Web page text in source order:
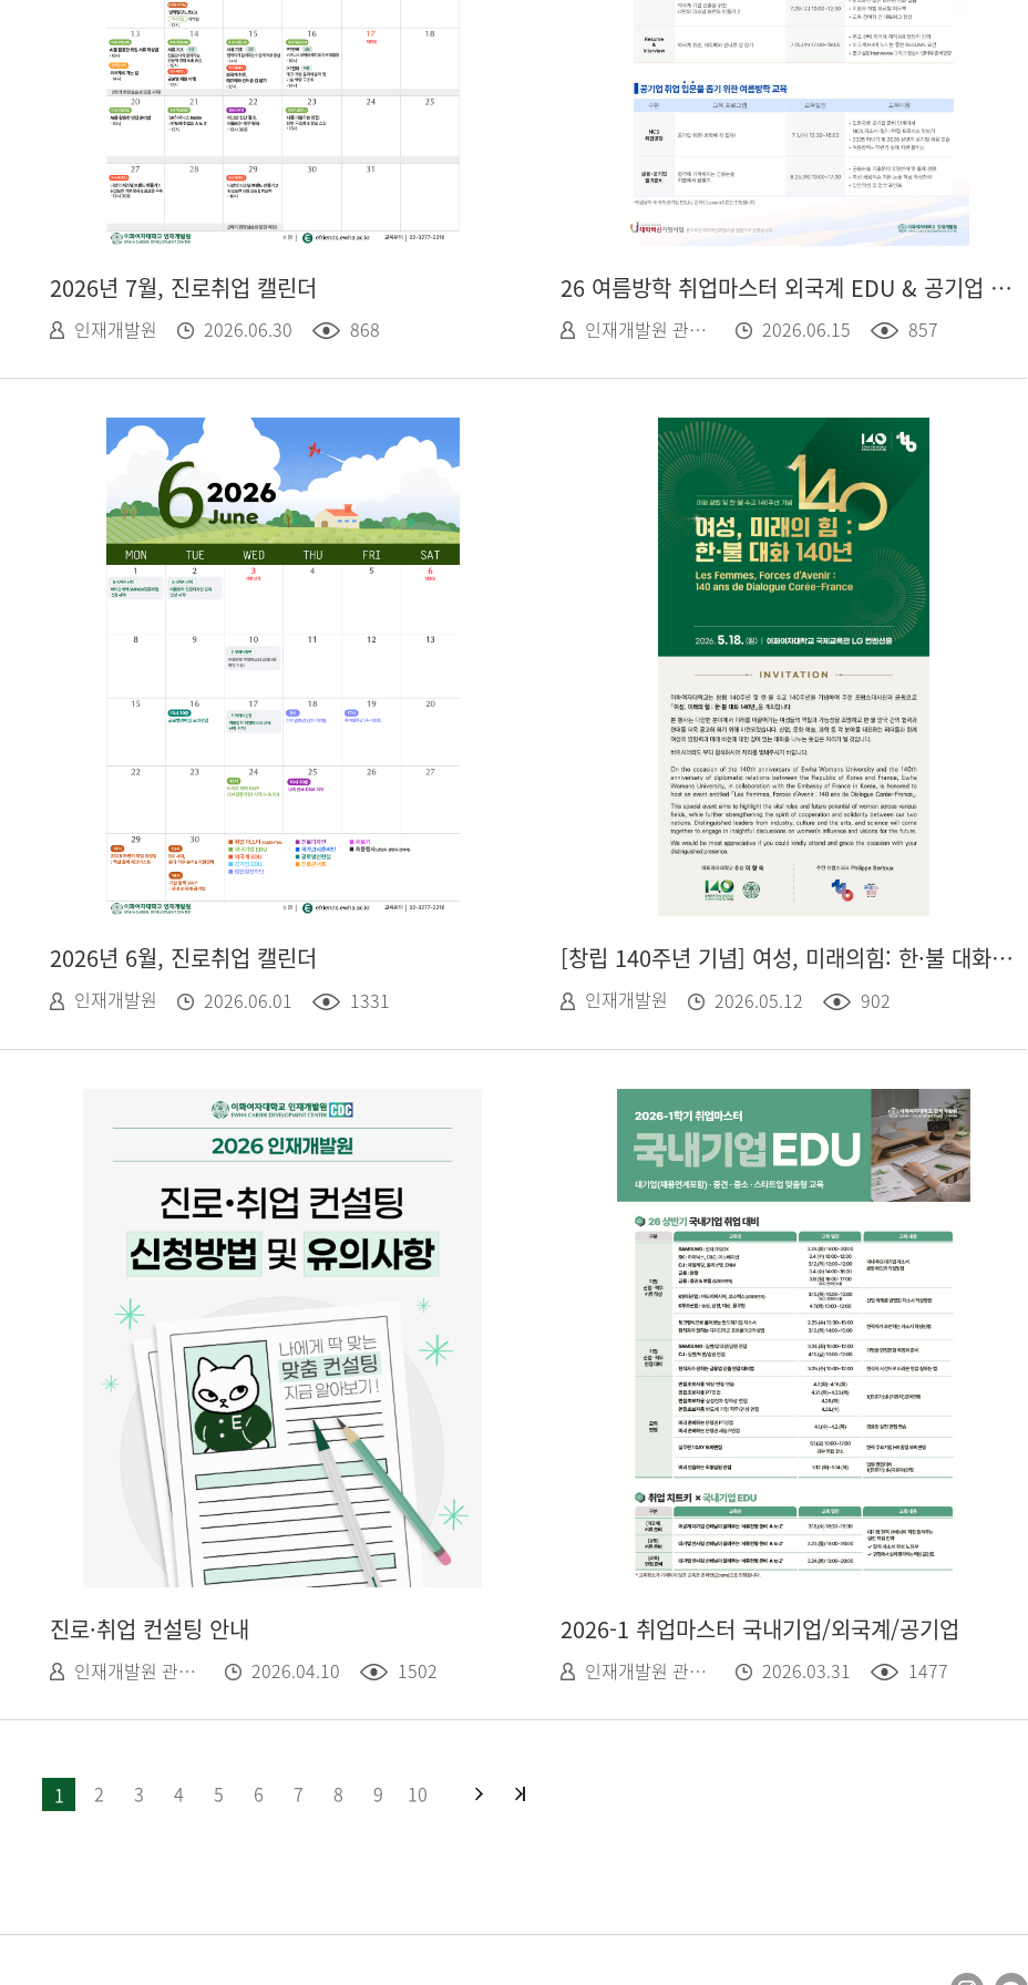
2026년 7월, 진로취업 캘린더
인재개발원 2026.06.30 868
26 여름방학 취업마스터 외국계 EDU & 공기업 EDU
인재개발원 관리자 2026.06.15 857
2026년 6월, 진로취업 캘린더
인재개발원 2026.06.01 1331
[창립 140주년 기념] 여성, 미래의힘: 한·불 대화 140년 (5/18)
인재개발원 2026.05.12 902
진로·취업 컨설팅 안내
인재개발원 관리자 2026.04.10 1502
2026-1 취업마스터 국내기업/외국계/공기업
인재개발원 관리자 2026.03.31 1477
1 2 3 4 5 6 7 8 9 10